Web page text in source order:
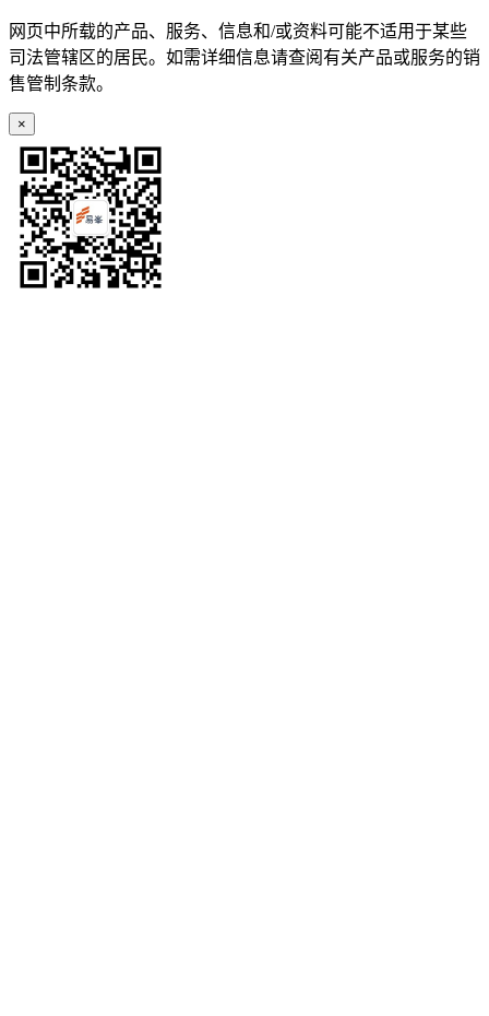
网页中所载的产品、服务、信息和/或资料可能不适用于某些
司法管辖区的居民。如需详细信息请查阅有关产品或服务的销
售管制条款。
×